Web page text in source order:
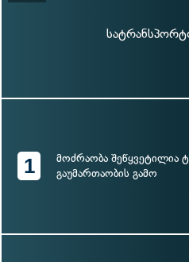
1
მოძრაობა შეწყვეტილია
გაუმართაობის გამო